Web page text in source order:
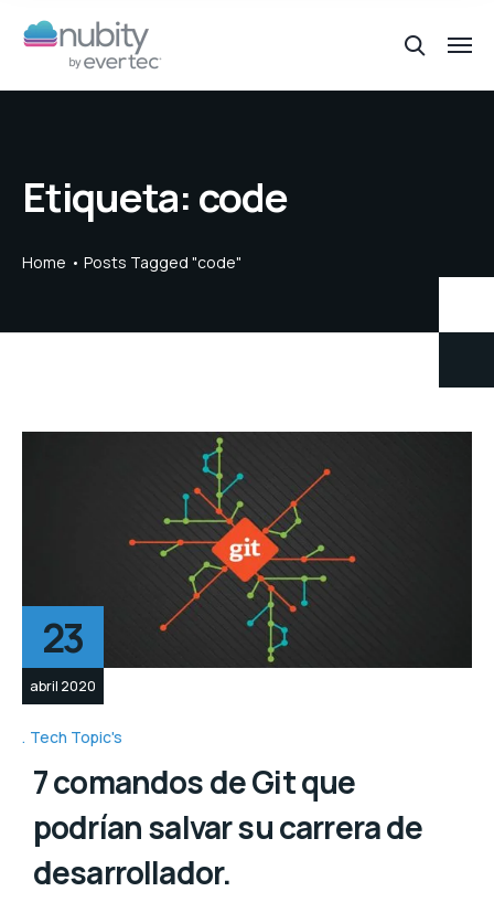
Etiqueta: code
Home Posts Tagged "code"
23
abril 2020
Tech Topic's
7 comandos de Git que
podrían salvar su carrera de
desarrollador.